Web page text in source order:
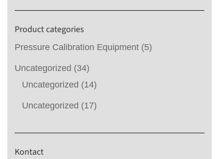
Product categories
Pressure Calibration Equipment (5)
Uncategorized (34)
Uncategorized (14)
Uncategorized (17)
Kontact